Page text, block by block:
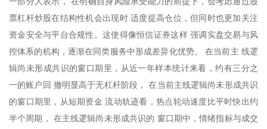
票杠杆炒股在结构性机会出现时 适度提高仓位，但同时也更加关注
资金安全与平台合规性。这使得像恒信证券这样 强调实盘交易与风
控体系的机构，逐渐在同类服务中形成差异化优势。 在当前主 线逻
辑尚未形成共识的窗口期里，从近一年样本统计来看，约有三分之
一的账户回 撤明显高于无杠杆阶段， 在当前主线逻辑尚未形成共识
的窗口期里，从短期资金 流动轨迹看，热点轮动速度比平时快出约
半个周期， 在主线逻辑尚未形成共识的 窗口期中，情绪指标与成交